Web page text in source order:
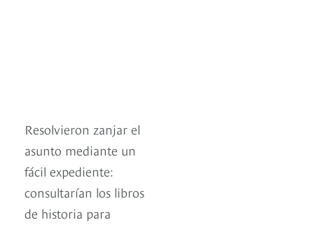
Resolvieron zanjar el
asunto mediante un
fácil expediente:
consultarían los libros
de historia para